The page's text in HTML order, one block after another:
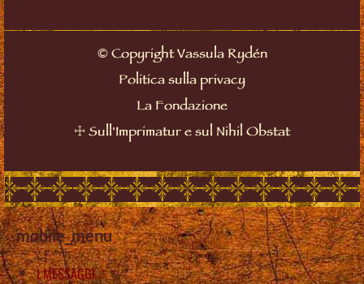
©Copyright Vassula Rydén
Politica sulla privacy
La Fondazione
☩ Sull'Imprimatur e sul Nihil Obstat
mobile_menu
I MESSAGGI